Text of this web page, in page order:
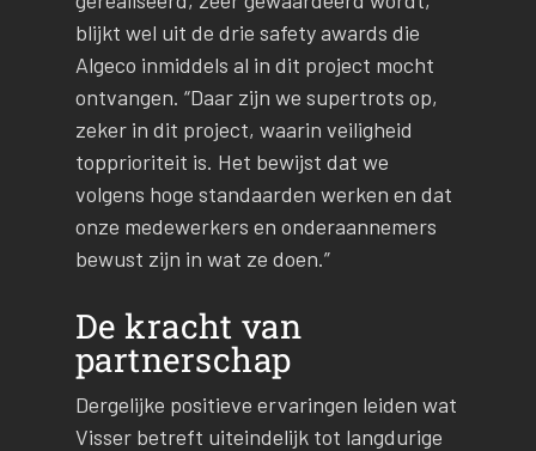
blijkt wel uit de drie safety awards die
Algeco inmiddels al in dit project mocht
ontvangen. “Daar zijn we supertrots op,
zeker in dit project, waarin veiligheid
topprioriteit is. Het bewijst dat we
volgens hoge standaarden werken en dat
onze medewerkers en onderaannemers
bewust zijn in wat ze doen.”
De kracht van
partnerschap
Dergelijke positieve ervaringen leiden wat
Visser betreft uiteindelijk tot langdurige